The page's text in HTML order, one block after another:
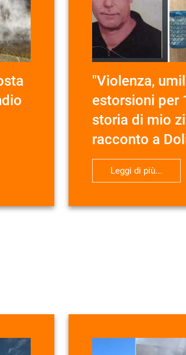
"Violenza,
estorsioni per
storia di mio
racconto a
Leggi di più...